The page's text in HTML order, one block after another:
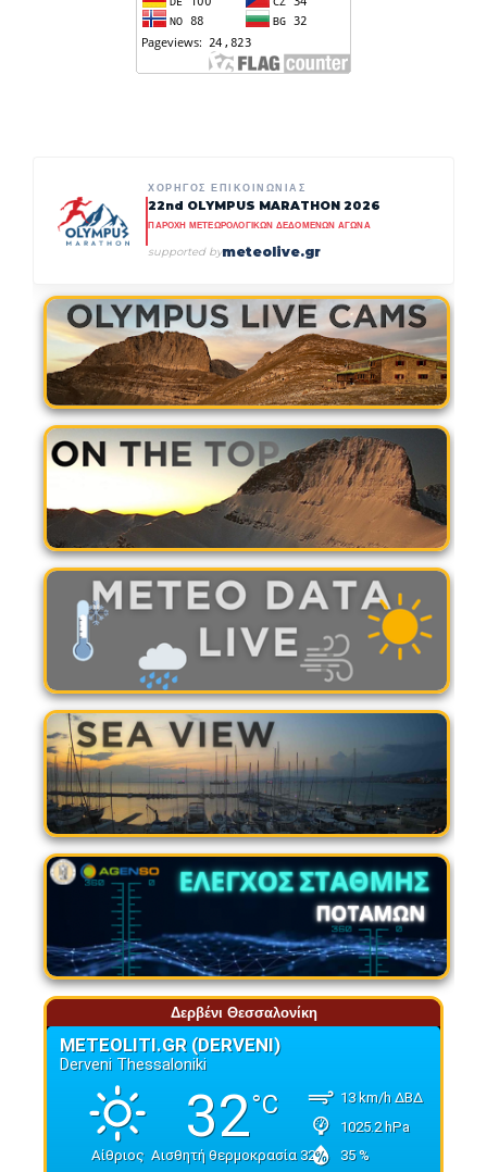
ΧΟΡΗΓΟΣ ΕΠΙΚΟΙΝΩΝΙΑΣ
22nd OLYMPUS MARATHON 2026
ΠΑΡΟΧΗ ΜΕΤΕΩΡΟΛΟΓΙΚΩΝ ΔΕΔΟΜΕΝΩΝ ΑΓΩΝΑ
supported bymeteolive.gr
Δερβένι Θεσσαλονίκη